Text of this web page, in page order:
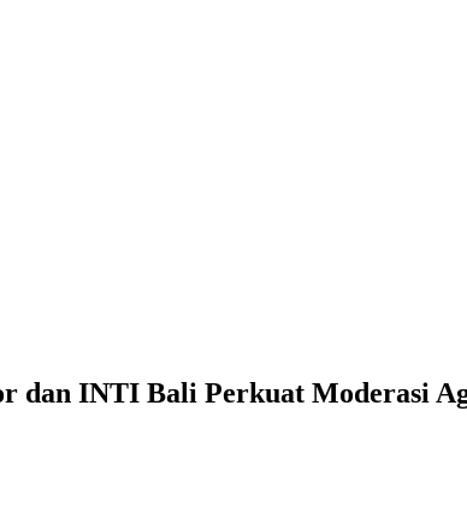
dan INTI Bali Perkuat Moderasi